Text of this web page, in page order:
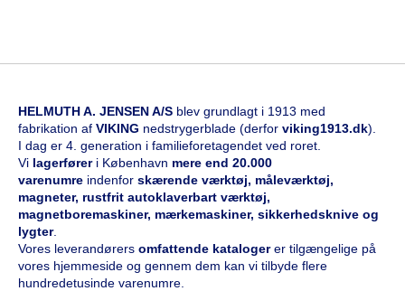
HELMUTH A. JENSEN A/S blev grundlagt i 1913 med
fabrikation af VIKING nedstrygerblade (derfor viking1913.dk).
I dag er 4. generation i familieforetagendet ved roret.
Vi lagerfører i København mere end 20.000
varenumre indenfor skærende værktøj, måleværktøj,
magneter, rustfrit autoklaverbart værktøj,
magnetboremaskiner, mærkemaskiner, sikkerhedsknive og
lygter.
Vores leverandørers omfattende katalogerer tilgængelige på
vores hjemmeside og gennem dem kan vi tilbyde flere
hundredetusinde varenumre.